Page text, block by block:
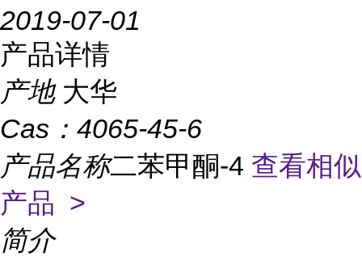
2019-07-01
产品详情
产地 大华
Cas： 4065-45-6
产品名称二苯甲酮-4 查看相似
产品 >
简介